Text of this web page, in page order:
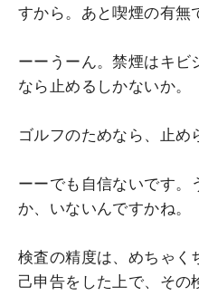
すから。あと喫煙の有無
ーーうーん。禁煙はキビ
なら止めるしかないか。
ゴルフのためなら、止め
ーーでも自信ないです。
か、いないんですかね。
検査の精度は、めちゃく
己申告をした上で、その